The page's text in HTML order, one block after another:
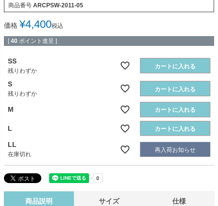
商品番号 ARCPSW-2011-05
価格 ¥4,400税込
[ 40 ポイント進呈 ]
SS
残りわずか
カートに入れる
S
残りわずか
カートに入れる
M カートに入れる
L カートに入れる
LL
在庫切れ
再入荷お知らせ
商品説明 サイズ 仕様